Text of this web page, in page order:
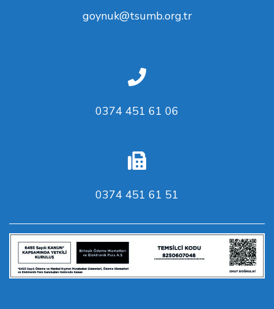
goynuk@tsumb.org.tr
0374 451 61 06
0374 451 61 51